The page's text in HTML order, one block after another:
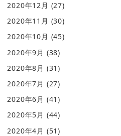
2020年12月 (27)
2020年11月 (30)
2020年10月 (45)
2020年9月 (38)
2020年8月 (31)
2020年7月 (27)
2020年6月 (41)
2020年5月 (44)
2020年4月 (51)